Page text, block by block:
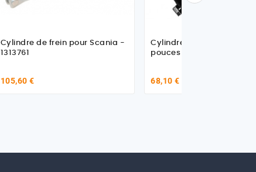
Cylindre de frein pour Scania -
1313761
105,60 €
Cylindre de frein simple
pouces
68,10 €